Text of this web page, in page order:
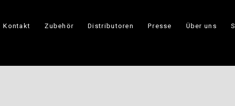
Kontakt Zubehör Distributoren Presse Über uns